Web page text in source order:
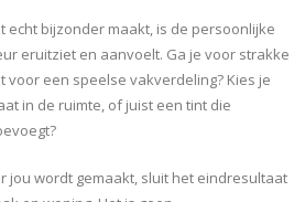
echt bijzonder maakt, is de persoonlijke
eruitziet en aanvoelt. Ga je voor strakke
voor een speelse vakverdeling? Kies je
in de ruimte, of juist een tint die
jou wordt gemaakt, sluit het eindresultaat